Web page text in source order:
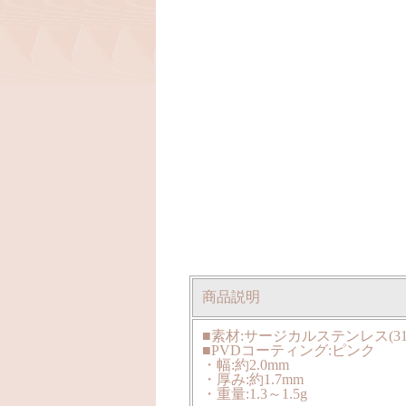
商品説明
■素材:サージカルステンレス
■PVDコーティング:ピンク
・幅:約2.0mm
・厚み:約1.7mm
・重量:1.3～1.5g